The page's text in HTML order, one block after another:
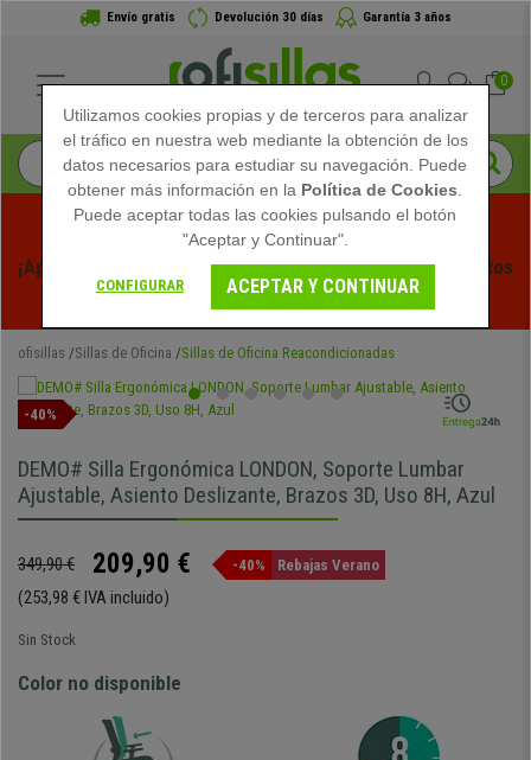
Envío gratis Devolución 30 días Garantía 3 años
0
¡Aprovecha las Rebajas de Verano en Ofisillas! Descuentos
Exclusivos por Tiempo Limitado - Ver Promo
ofisillas Sillas de Oficina Sillas de Oficina Reacondicionadas
-40%
DEMO# Silla Ergonómica LONDON, Soporte Lumbar
Ajustable, Asiento Deslizante, Brazos 3D, Uso 8H, Azul
349,90 € 209,90 € -40% Rebajas Verano
(253,98 € IVA incluido)
Sin Stock
Color no disponible
Utilizamos cookies propias y de terceros para analizar
el tráfico en nuestra web mediante la obtención de los
datos necesarios para estudiar su navegación. Puede
obtener más información en la Política de Cookies
Puede aceptar todas las cookies pulsando el botón
"Aceptar y Continuar".
CONFIGURAR ACEPTAR Y CONTINUAR